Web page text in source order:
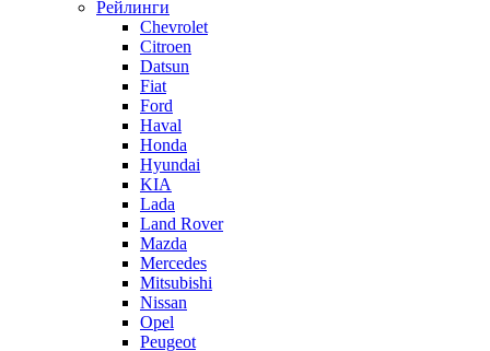
Рейлинги
Chevrolet
Citroen
Datsun
Fiat
Ford
Haval
Honda
Hyundai
KIA
Lada
Land Rover
Mazda
Mercedes
Mitsubishi
Nissan
Opel
Peugeot